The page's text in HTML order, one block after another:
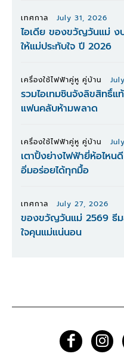
เทศกาล July 31, 2026
ไอเดีย ของขวัญวันแม่ ง
ให้แม่ประทับใจ ปี 2026
เครื่องใช้ไฟฟ้าคู่หู คู่บ้าน
รวมไอเทมชินจังลิขสิทธิ์แ
แฟนคลับห้ามพลาด
เครื่องใช้ไฟฟ้าคู่หู คู่บ้าน
เตาปิ้งย่างไฟฟ้ายี่ห้อไหน
อิ่มอร่อยได้ทุกมื้อ
เทศกาล July 27, 2026
ของขวัญวันแม่ 2569 ธีม
ใจคุนแม่แน่นอน